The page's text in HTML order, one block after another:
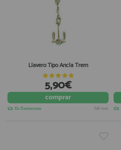
Llavero Tipo Ancla Trem
5,90€
comprar
En Existencias IVA incl.